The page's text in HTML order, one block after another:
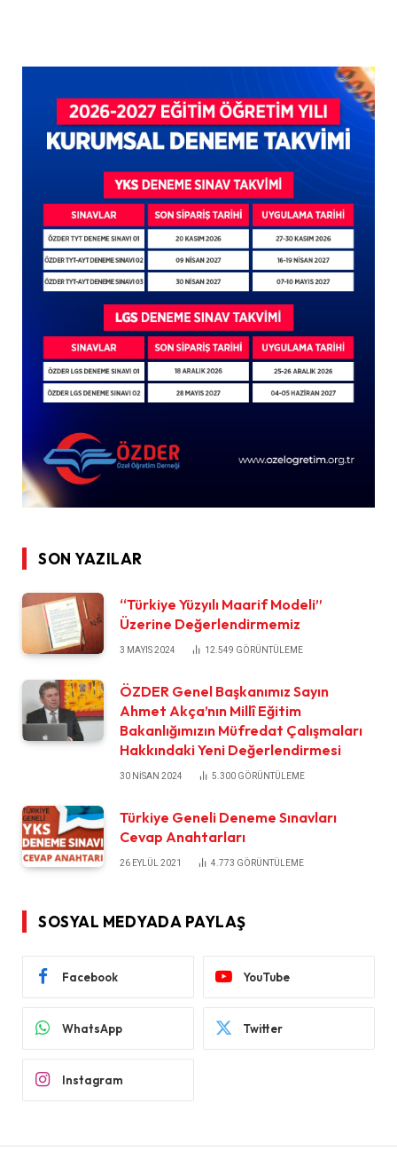
SON YAZILAR
“Türkiye Yüzyılı Maarif Modeli”
Üzerine Değerlendirmemiz
3 MAYIS 2024 12.549 GÖRÜNTÜLEME
ÖZDER Genel Başkanımız Sayın
Ahmet Akça’nın Millî Eğitim
Bakanlığımızın Müfredat Çalışmaları
Hakkındaki Yeni Değerlendirmesi
30 NISAN 2024 5.300 GÖRÜNTÜLEME
Türkiye Geneli Deneme Sınavları
Cevap Anahtarları
26 EYLÜL 2021 4.773 GÖRÜNTÜLEME
SOSYAL MEDYADA PAYLAŞ
Facebook YouTube
WhatsApp Twitter
Instagram